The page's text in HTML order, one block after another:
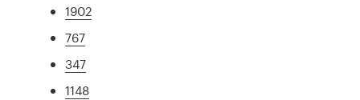
1902
767
347
1148